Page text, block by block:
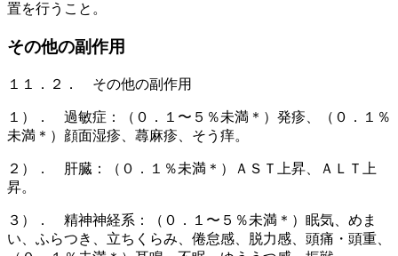
置を行うこと。
その他の副作用
１１．２． その他の副作用
１）． 過敏症：（０．１〜５％未満＊）発疹、（０．１％
未満＊）顔面湿疹、蕁麻疹、そう痒。
２）． 肝臓：（０．１％未満＊）ＡＳＴ上昇、ＡＬＴ上
昇。
３）． 精神神経系：（０．１〜５％未満＊）眠気、めま
い、ふらつき、立ちくらみ、倦怠感、脱力感、頭痛・頭重、